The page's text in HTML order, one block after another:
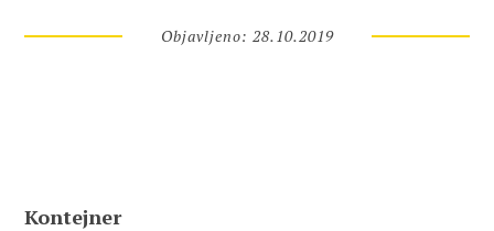
Objavljeno: 28.10.2019
Kontejner